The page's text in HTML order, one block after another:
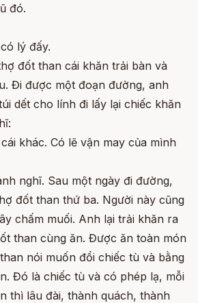
đó.
lý đấy.
đốt than cái khăn trải bàn và
Đi được một đoạn đường, anh
dết cho lính đi lấy lại chiếc khăn
khác. Có lẽ vận may của mình
nghĩ. Sau một ngày đi đường,
đốt than thứ ba. Người này cũng
chấm muối. Anh lại trải khăn ra
than cùng ăn. Được ăn toàn món
nói muốn đổi chiếc tù và bằng
Đó là chiếc tù và có phép lạ, mỗi
thì lâu đài, thành quách, thành